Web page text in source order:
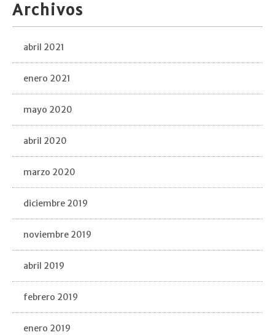
Archivos
abril 2021
enero 2021
mayo 2020
abril 2020
marzo 2020
diciembre 2019
noviembre 2019
abril 2019
febrero 2019
enero 2019